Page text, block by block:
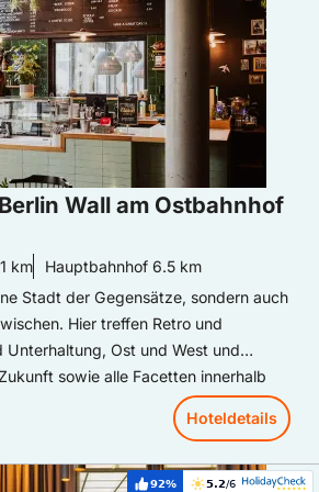
Wall am Ostbahnhof
km Hauptbahnhof 6.5 km
Stadt der Gegensätze, sondern auch
Hier treffen Retro und
Unterhaltung, Ost und West und
sowie alle Facetten innerhalb
nicht verwunderlich, dass die bunte
ein beliebtes Reiseziel für
offenen Armen.
Hoteldetails
92% 5.2/6
BERLIN CITY CENTRE KU'DAMM